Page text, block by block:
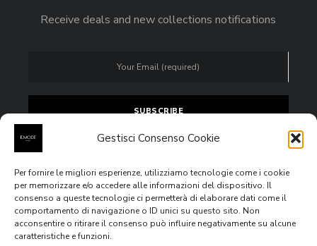
Gestisci Consenso Cookie
Per fornire le migliori esperienze, utilizziamo tecnologie come i cookie
per memorizzare e/o accedere alle informazioni del dispositivo. Il
consenso a queste tecnologie ci permetterà di elaborare dati come il
comportamento di navigazione o ID unici su questo sito. Non
acconsentire o ritirare il consenso può influire negativamente su alcune
caratteristiche e funzioni.
Receive deals and new collections notifications
Acceptprivacy policy
All rights reserved © 2020